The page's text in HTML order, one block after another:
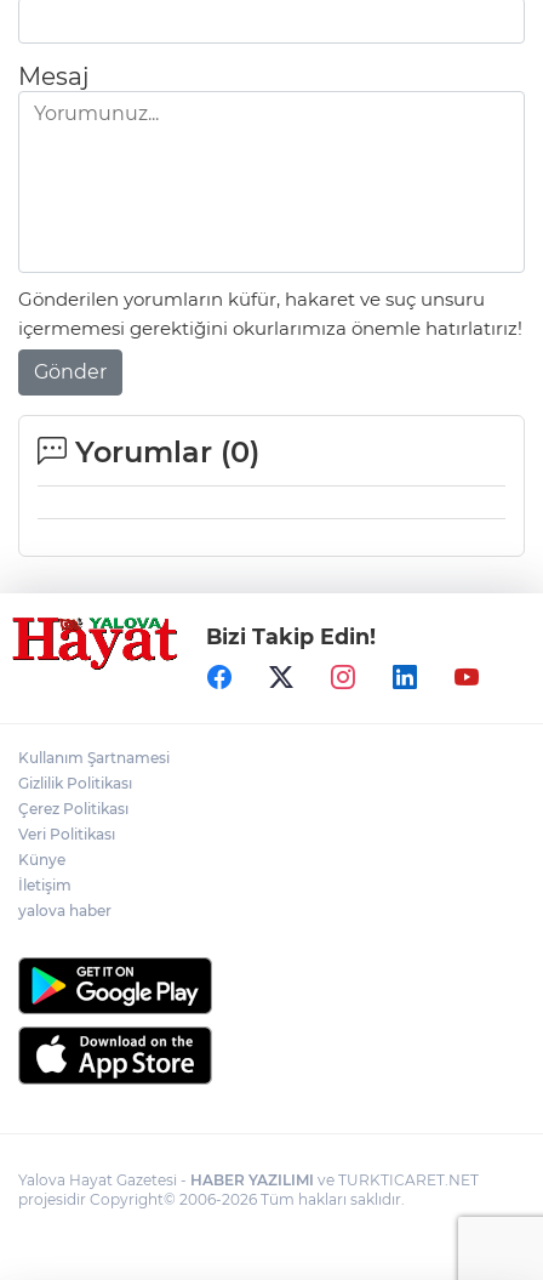
Mesaj
Gönderilen yorumların küfür, hakaret ve suç unsuru
içermemesi gerektiğini okurlarımıza önemle hatırlatırız!
Gönder
Yorumlar (0)
Bizi Takip Edin!
Kullanım Şartnamesi
Gizlilik Politikası
Çerez Politikası
Veri Politikası
Künye
İletişim
yalova haber
Yalova Hayat Gazetesi - HABER YAZILIMI ve TURKTICARET.NET
projesidir Copyright© 2006-2026 Tüm hakları saklıdır.